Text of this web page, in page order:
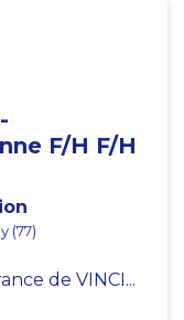
F/H F/H
(77)
de VINCI...